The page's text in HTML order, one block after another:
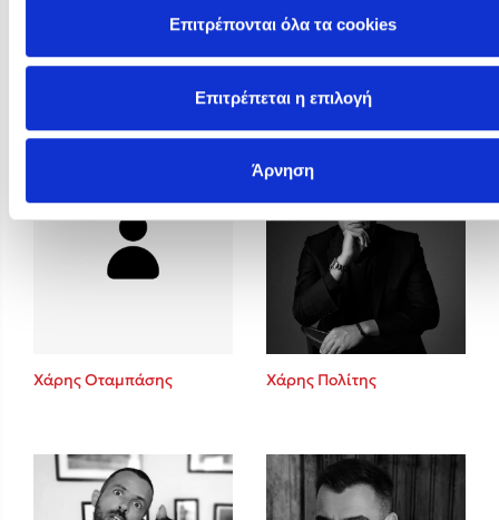
Επιτρέπονται όλα τα cookies
Επιτρέπεται η επιλογή
Άρνηση
Φωτεινή Καραγρηγόρη Φώτης Δούσος
Χάρης Οταμπάσης Χάρης Πολίτης